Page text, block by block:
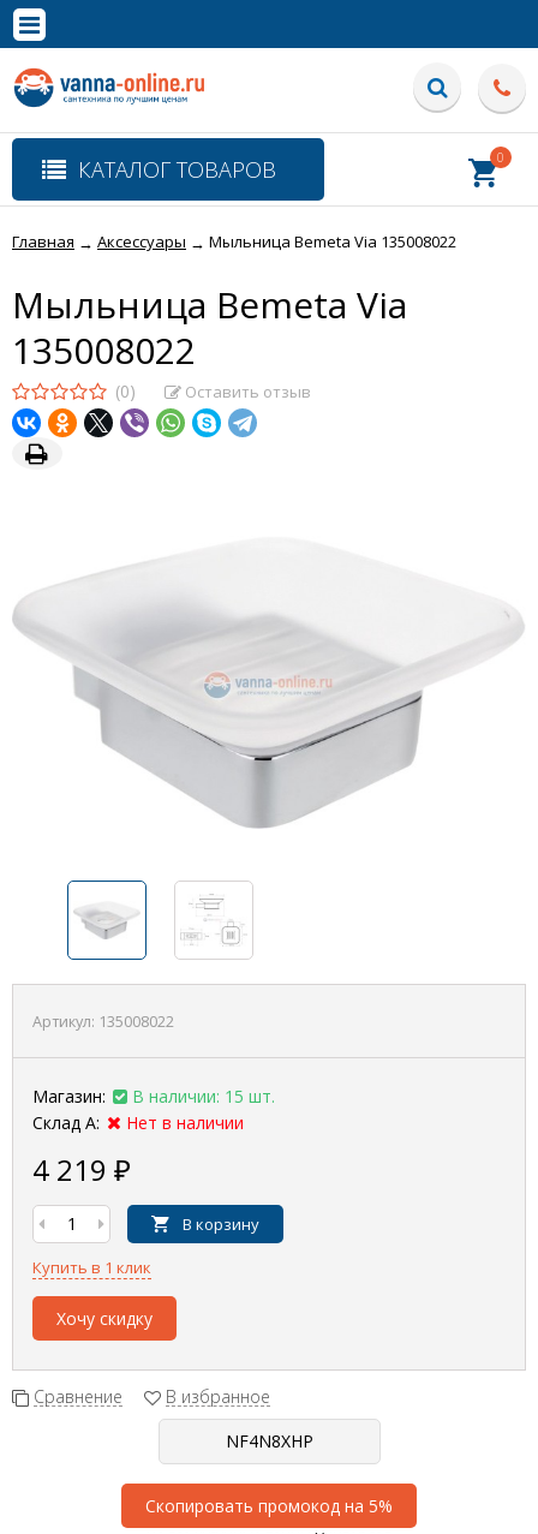
Полная версия сайта
КАТАЛОГ ТОВАРОВ 0
Главная → Аксессуары → Мыльница Bemeta Via 135008022
Мыльница Bemeta Via
135008022
(0) Оставить отзыв
Артикул: 135008022
Магазин:
В наличии: 15 шт.
Склад А:
Нет в наличии
4 219 ₽
В корзину
Купить в 1 клик
Хочу скидку
Сравнение В избранное
Скопировать промокод на 5%